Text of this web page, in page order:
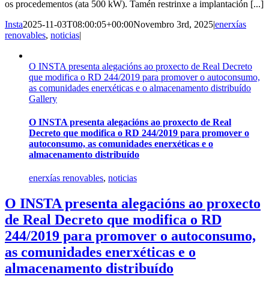
os procedementos (ata 500 kW). Tamén restrinxe a implantación [...]
Insta2025-11-03T08:00:05+00:00Novembro 3rd, 2025|enerxías
renovables, noticias|
O INSTA presenta alegacións ao proxecto de Real Decreto
que modifica o RD 244/2019 para promover o autoconsumo,
as comunidades enerxéticas e o almacenamento distribuído
Gallery
O INSTA presenta alegacións ao proxecto de Real
Decreto que modifica o RD 244/2019 para promover o
autoconsumo, as comunidades enerxéticas e o
almacenamento distribuído
enerxías renovables, noticias
O INSTA presenta alegacións ao proxecto
de Real Decreto que modifica o RD
244/2019 para promover o autoconsumo,
as comunidades enerxéticas e o
almacenamento distribuído